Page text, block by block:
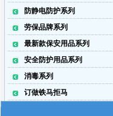
防静电防护系列
劳保品牌系列
最新款保安用品系列
安全防护用品系列
消毒系列
订做铁马拒马